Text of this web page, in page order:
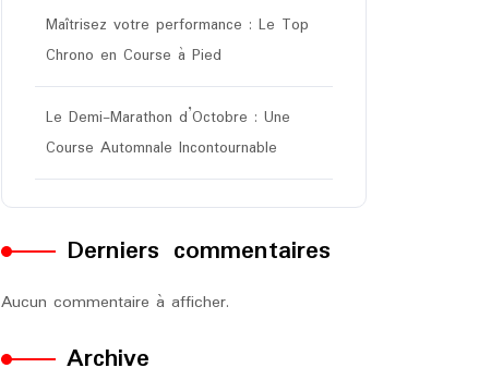
Maîtrisez votre performance : Le Top
Chrono en Course à Pied
Le Demi-Marathon d’Octobre : Une
Course Automnale Incontournable
Derniers commentaires
Aucun commentaire à afficher.
Archive